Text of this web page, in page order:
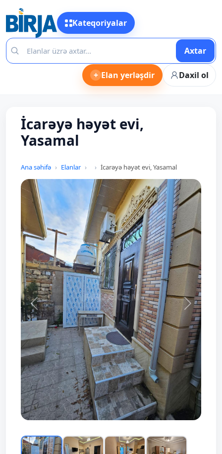
Kateqoriyalar
Axtar
+ Elan yerləşdir Daxil ol
İcarəyə həyət evi,
Yasamal
Ana səhifə Elanlar İcarəyə həyət evi, Yasamal
Prev Next